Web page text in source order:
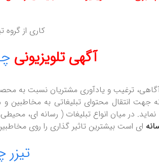
کاری از گروه
آگهی تلویزیونی
آگاهی، ترغیب و یادآوری مشتریان نسبت به
انتقال محتوای تبلیغاتی به مخاطبین و
در میان انواع تبلیغات ( رسانه ای،